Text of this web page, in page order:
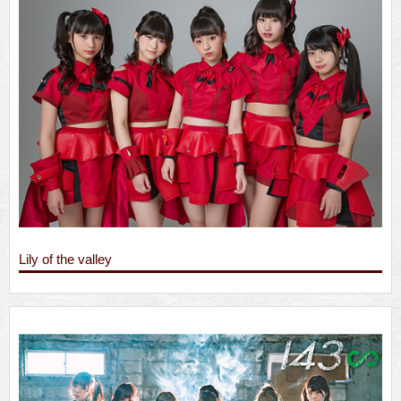
Lily of the valley